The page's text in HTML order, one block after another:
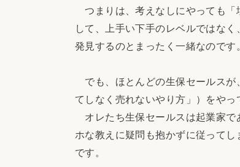
つまりは、考えなしにやっても「
して、上手い下手のレベルではな
発見するのとまったく一緒なのです
でも、ほとんどの生保セールスが
てしなく売れないやり方」）をやっ
オレたち生保セールスは起業家で
ホな教えに疑問も抱かずに従って
です。